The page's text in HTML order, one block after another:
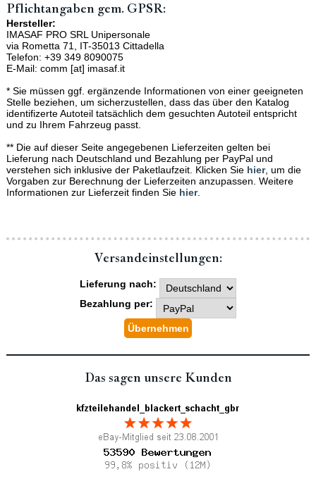
Pflichtangaben gem. GPSR:
Hersteller:
IMASAF PRO SRL Unipersonale
via Rometta 71, IT-35013 Cittadella
Telefon: +39 349 8090075
E-Mail: comm [at] imasaf.it
* Sie müssen ggf. ergänzende Informationen von einer geeigneten
Stelle beziehen, um sicherzustellen, dass das über den Katalog
identifizerte Autoteil tatsächlich dem gesuchten Autoteil entspricht
und zu Ihrem Fahrzeug passt.
** Die auf dieser Seite angegebenen Lieferzeiten gelten bei
Lieferung nach Deutschland und Bezahlung per PayPal und
verstehen sich inklusive der Paketlaufzeit. Klicken Sie hier, um die
Vorgaben zur Berechnung der Lieferzeiten anzupassen. Weitere
Informationen zur Lieferzeit finden Sie hier.
Versand­einstellungen:
Lieferung nach:
Bezahlung per:
Das sagen unsere Kunden